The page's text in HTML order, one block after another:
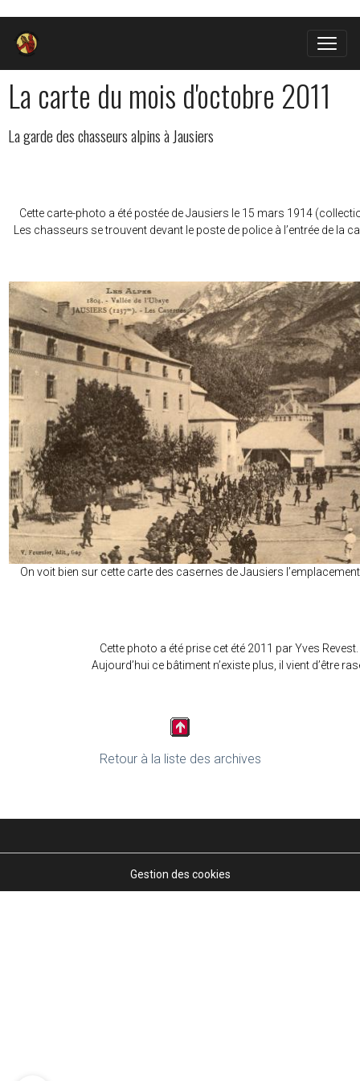
La carte du mois d'octobre 2011
La garde des chasseurs alpins à Jausiers
Cette carte-photo a été postée de Jausiers le 15 mars 1914
Les chasseurs se trouvent devant le poste de police à l’entrée de la
On voit bien sur cette carte des casernes de Jausiers
Cette photo a été prise cet été 2011 par Yves Revest.
Aujourd’hui ce bâtiment n’existe plus, il vient d’être
Retour à la liste des archives
Gestion des cookies